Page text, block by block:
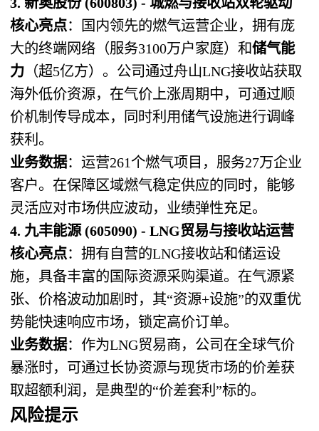
核心亮点：国内领先的燃气运营企业，拥有庞
大的终端网络（服务3100万户家庭）和储气能
力 （超5亿方）。公司通过舟山LNG接收站获取
海外低价资源，在气价上涨周期中，可通过顺
价机制传导成本，同时利用储气设施进行调峰
获利。
业务数据：运营261个燃气项目，服务27万企业
客户。在保障区域燃气稳定供应的同时，能够
灵活应对市场供应波动，业绩弹性充足。
4. 九丰能源 (605090) - LNG贸易与接收站运营
核心亮点：拥有自营的LNG接收站和储运设
施，具备丰富的国际资源采购渠道。在气源紧
张、价格波动加剧时，其“资源+设施”的双重优
势能快速响应市场，锁定高价订单。
业务数据：作为LNG贸易商，公司在全球气价
暴涨时，可通过长协资源与现货市场的价差获
取超额利润，是典型的“价差套利”标的。
风险提示